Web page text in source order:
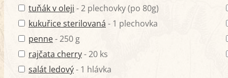
tuňák v oleji - 2 plechovky (po 80g)
kukuřice sterilovaná - 1 plechovka
penne- 250 g
rajčata cherry- 20 ks
salát ledový- 1 hlávka